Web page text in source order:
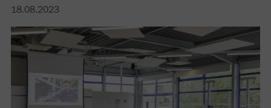
18.08.2023